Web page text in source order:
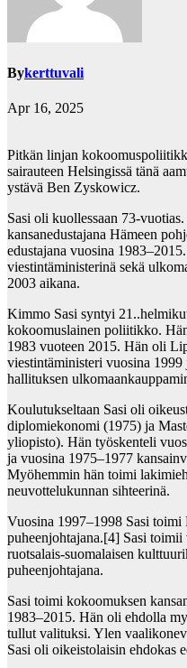
Bykerttuvali
Apr 16, 2025
Pitkän linjan
sairauteen Helsingissä tänä
ystävä Ben Zyskowicz.
Sasi oli kuollessaan 73-
kansanedustajana Hämeen
edustajana vuosina
viestintäministerinä sekä
2003 aikana.
Kimmo Sasi syntyi
kokoomuslainen poliitikko.
1983 vuoteen 2015. Hän oli
viestintäministeri vuosina
hallituksen
Koulutukseltaan Sasi oli
diplomiekonomi (1975) ja
yliopisto). Hän työskenteli
ja vuosina 1975–1977
Myöhemmin hän toimi
neuvottelukunnan sihteerinä.
Vuosina 1997–1998 Sasi
puheenjohtajana.[4] Sasi toimii
ruotsalais-suomalaisen
puheenjohtajana.
Sasi toimi kokoomuksen
1983–2015. Hän oli ehdolla
tullut valituksi. Ylen
Sasi oli oikeistolaisin ehdokas